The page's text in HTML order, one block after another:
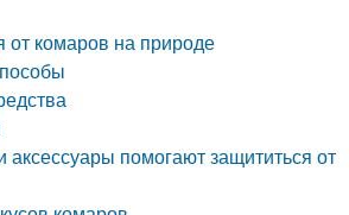
от комаров на природе
аксессуары помогают защититься от